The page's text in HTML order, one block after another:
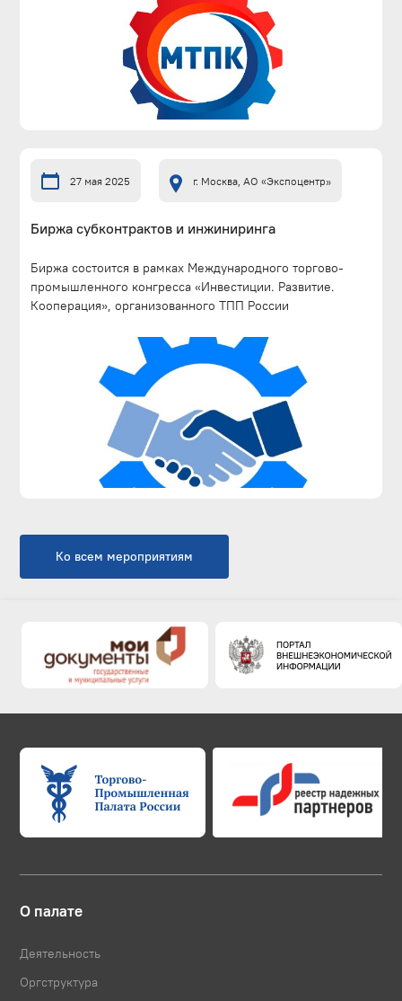
27 мая 2025 г. Москва, АО «Экспоцентр»
Биржа субконтрактов и инжиниринга
Биржа состоится в рамках Международного торгово-
промышленного конгресса «Инвестиции. Развитие.
Кооперация», организованного ТПП России
Ко всем мероприятиям
О палате
Деятельность
Оргструктура